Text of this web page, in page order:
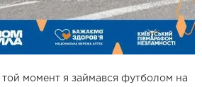
момент я займався футболом на